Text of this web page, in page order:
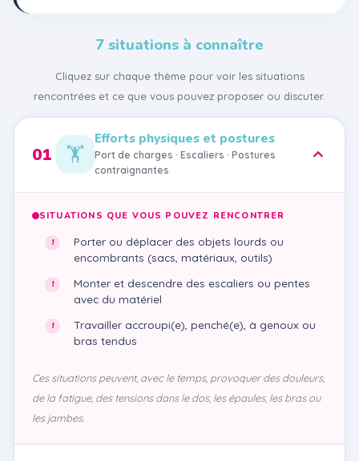
7 situations à connaître
Cliquez sur chaque thème pour voir les situations
rencontrées et ce que vous pouvez proposer ou discuter.
01 🏋️
Efforts physiques et postures
Port de charges · Escaliers · Postures
contraignantes
SITUATIONS QUE VOUS POUVEZ RENCONTRER
Porter ou déplacer des objets lourds ou
encombrants (sacs, matériaux, outils)
Monter et descendre des escaliers ou pentes
avec du matériel
Travailler accroupi(e), penché(e), à genoux ou
bras tendus
Ces situations peuvent, avec le temps, provoquer des douleurs,
de la fatigue, des tensions dans le dos, les épaules, les bras ou
les jambes.